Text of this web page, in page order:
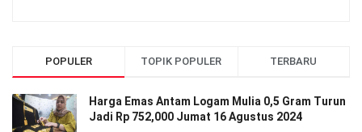
POPULER TOPIK POPULER TERBARU
Harga Emas Antam Logam Mulia 0,5 Gram Turun
Jadi Rp 752,000 Jumat 16 Agustus 2024